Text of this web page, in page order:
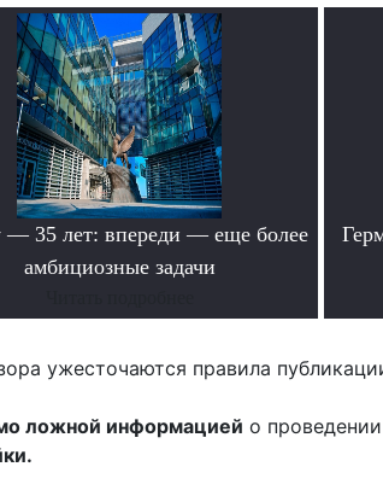
35 лет: впереди — еще более
амбициозные задачи
ужесточаются правила
ложной информацией о